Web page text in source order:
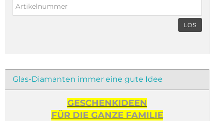
LOS
Glas-Diamanten immer eine gute Idee
GESCHENKIDEEN
FÜR DIE GANZE FAMILIE